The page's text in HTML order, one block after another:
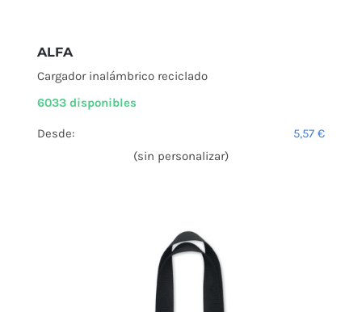
ALFA
Cargador inalámbrico reciclado
6033 disponibles
Desde: 5,57 €
(sin personalizar)